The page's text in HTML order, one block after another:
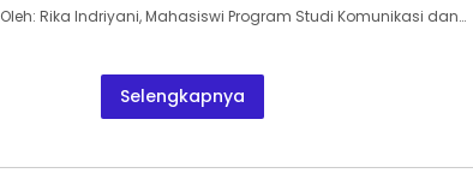
Oleh: Rika Indriyani, Mahasiswi Program Studi Komunikasi dan…
Selengkapnya